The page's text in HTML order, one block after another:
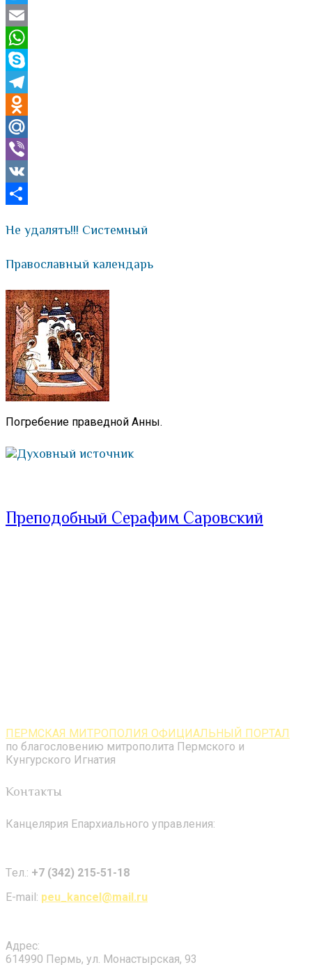
Twitter
Email
WhatsApp
Skype
Telegram
Odnoklassniki
Mail.Ru
Viber
VK
Не удалять!!! Системный
Православный календарь
Погребение праведной Анны.
Духовный источник
Преподобный Серафим Саровский
ПЕРМСКАЯ МИТРОПОЛИЯ ОФИЦИАЛЬНЫЙ ПОРТАЛ
по благословению митрополита Пермского и
Кунгурского Игнатия
Контакты
Канцелярия Епархиального управления:
Tел.: +7 (342) 215-51-18
E-mail: peu_kancel@mail.ru
Адрес:
614990 Пермь, ул. Монастырская, 93